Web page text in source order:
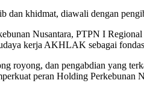
dan khidmat, diawali dengan
Nusantara, PTPN I Regional
kerja AKHLAK sebagai
royong, dan pengabdian yang
peran Holding Perkebunan